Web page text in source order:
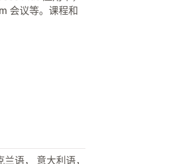
会议等。课程和
语， 意大利语，